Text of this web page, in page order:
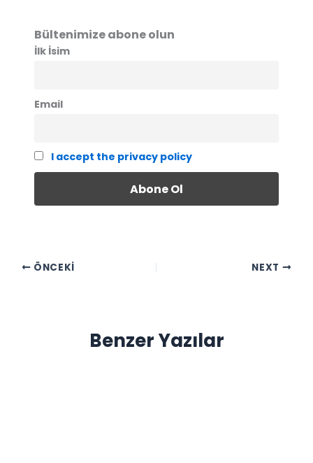
Bültenimize abone olun
İlk İsim
Email
I accept the privacy policy
ÖNCEKI NEXT
Benzer Yazılar